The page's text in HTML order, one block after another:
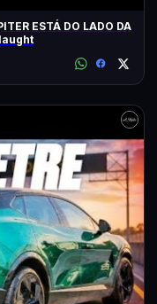
ESTÁ DO LADO DA